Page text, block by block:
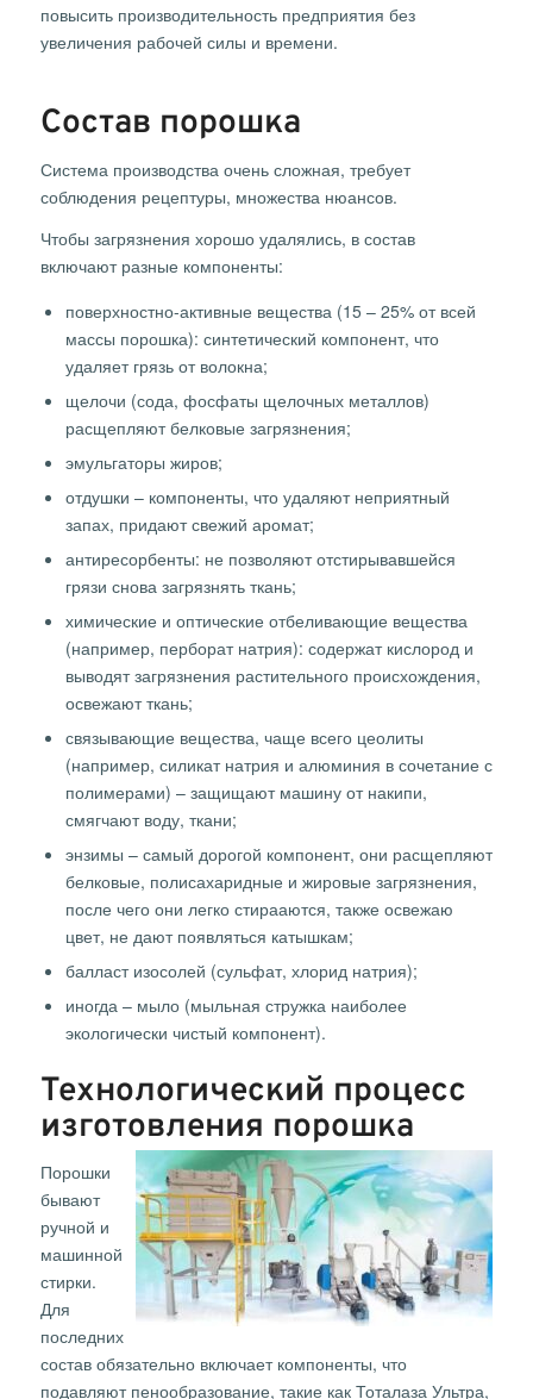
повысить производительность предприятия без
увеличения рабочей силы и времени.
Состав порошка
Система производства очень сложная, требует
соблюдения рецептуры, множества нюансов.
Чтобы загрязнения хорошо удалялись, в состав
включают разные компоненты:
поверхностно-активные вещества (15 – 25% от всей
массы порошка): синтетический компонент, что
удаляет грязь от волокна;
щелочи (сода, фосфаты щелочных металлов)
расщепляют белковые загрязнения;
эмульгаторы жиров;
отдушки – компоненты, что удаляют неприятный
запах, придают свежий аромат;
антиресорбенты: не позволяют отстирывавшейся
грязи снова загрязнять ткань;
химические и оптические отбеливающие вещества
(например, перборат натрия): содержат кислород и
выводят загрязнения растительного происхождения,
освежают ткань;
связывающие вещества, чаще всего цеолиты
(например, силикат натрия и алюминия в сочетание с
полимерами) – защищают машину от накипи,
смягчают воду, ткани;
энзимы – самый дорогой компонент, они расщепляют
белковые, полисахаридные и жировые загрязнения,
после чего они легко стирааются, также освежаю
цвет, не дают появляться катышкам;
балласт изосолей (сульфат, хлорид натрия);
иногда – мыло (мыльная стружка наиболее
экологически чистый компонент).
Технологический процесс
изготовления порошка
Порошки
бывают
ручной и
машинной
стирки.
Для
последних
состав обязательно включает компоненты, что
подавляют пенообразование, такие как Тоталаза Ультра,